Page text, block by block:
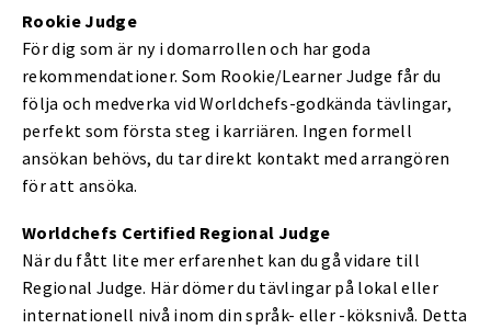
Rookie Judge
För dig som är ny i domarrollen och har goda
rekommendationer. Som Rookie/Learner Judge får du
följa och medverka vid Worldchefs-godkända tävlingar,
perfekt som första steg i karriären. Ingen formell
ansökan behövs, du tar direkt kontakt med arrangören
för att ansöka.
Worldchefs Certified Regional Judge
När du fått lite mer erfarenhet kan du gå vidare till
Regional Judge. Här dömer du tävlingar på lokal eller
internationell nivå inom din språk- eller -köksnivå. Detta